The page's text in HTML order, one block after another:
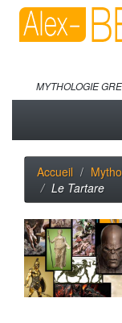
MYTHOLOGIE
Accueil
Le Tartare